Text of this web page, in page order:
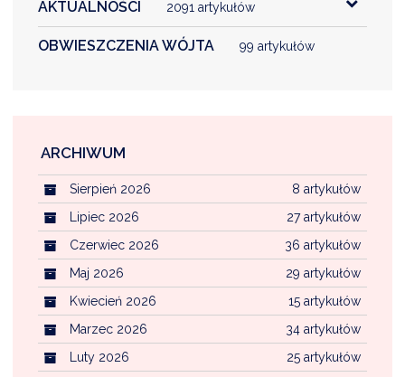
AKTUALNOŚCI 2091 artykułów
OBWIESZCZENIA WÓJTA 99 artykułów
ARCHIWUM
8 artykułów
Sierpień 2026
27 artykułów
Lipiec 2026
36 artykułów
Czerwiec 2026
29 artykułów
Maj 2026
15 artykułów
Kwiecień 2026
34 artykułów
Marzec 2026
25 artykułów
Luty 2026